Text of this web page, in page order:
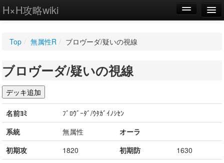
H×H攻略wiki
WIKI
設定
Top / 無属性R / ブロヴーダ/疑いの視線
ブロヴーダ/疑いの視線
名前ﾖﾐ
ﾌﾞﾛｳﾞｰﾀﾞ/ｳﾀｶﾞｲﾉｼｾﾝ
系統
無属性
オーラ
初期攻
1820 初期防
1630